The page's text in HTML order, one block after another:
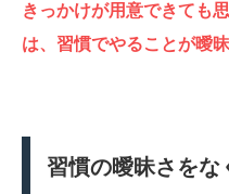
きっかけが用意できても
は、習慣でやることが曖
習慣の曖昧さをな